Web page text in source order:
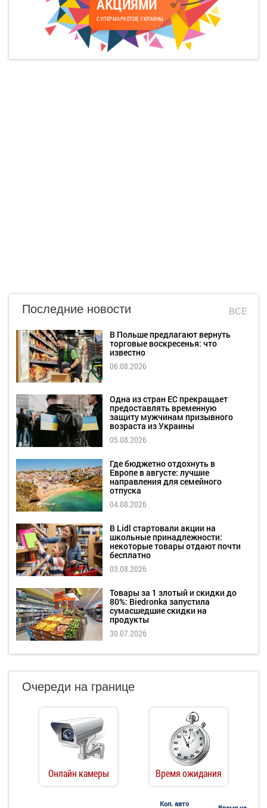
АКЦИЯМИ
СУПЕРМАРКЕТОВ УКРАИНЫ
Последние новости ВСЕ
В Польше предлагают вернуть
торговые воскресенья: что
известно
06.08.2026
Одна из стран ЕС прекращает
предоставлять временную
защиту мужчинам призывного
возраста из Украины
05.08.2026
Где бюджетно отдохнуть в
Европе в августе: лучшие
направления для семейного
отпуска
04.08.2026
В Lidl стартовали акции на
школьные принадлежности:
некоторые товары отдают почти
бесплатно
03.08.2026
Товары за 1 злотый и скидки до
80%: Biedronka запустила
сумасшедшие скидки на
продукты
30.07.2026
Очереди на границе
Онлайн камеры Время ожидания
Кол. авто